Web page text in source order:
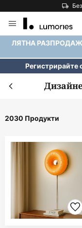
Прескачане
към
съдържанието
ЛЯТНА
Регистрирайте
2030 Продукти